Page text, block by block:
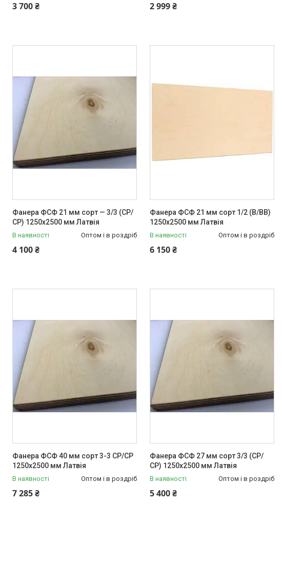
3 700 ₴ 2 999 ₴
Фанера ФСФ 21 мм сорт — 3/3 (СР/
СР) 1250х2500 мм Латвія
В наявності Оптом і в роздріб
4 100 ₴
Фанера ФСФ 21 мм сорт 1/2 (B/BB)
1250х2500 мм Латвія
В наявності Оптом і в роздріб
6 150 ₴
Фанера ФСФ 40 мм сорт 3-3 СР/СР
1250х2500 мм Латвія
В наявності Оптом і в роздріб
7 285 ₴
Фанера ФСФ 27 мм сорт 3/3 (СР/
СР) 1250х2500 мм Латвія
В наявності Оптом і в роздріб
5 400 ₴